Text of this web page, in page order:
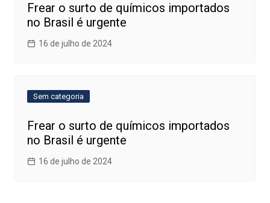
Frear o surto de químicos importados
no Brasil é urgente
16 de julho de 2024
Sem categoria
Frear o surto de químicos importados
no Brasil é urgente
16 de julho de 2024